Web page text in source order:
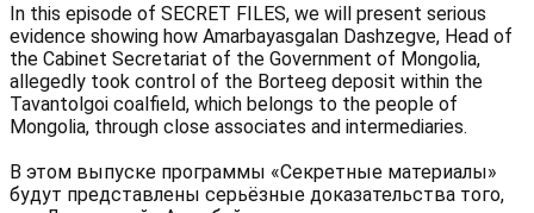
In this episode of SECRET FILES, we will present serious
evidence showing how Amarbayasgalan Dashzegve, Head of
the Cabinet Secretariat of the Government of Mongolia,
allegedly took control of the Borteeg deposit within the
Tavantolgoi coalfield, which belongs to the people of
Mongolia, through close associates and intermediaries.
В этом выпуске программы «Секретные материалы»
будут представлены серьёзные доказательства того,